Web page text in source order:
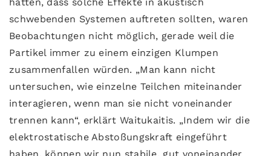
schwebenden Systemen auftreten sollten, waren
Beobachtungen nicht möglich, gerade weil die
Partikel immer zu einem einzigen Klumpen
zusammenfallen würden. „Man kann nicht
untersuchen, wie einzelne Teilchen miteinander
interagieren, wenn man sie nicht voneinander
trennen kann“, erklärt Waitukaitis. „Indem wir die
elektrostatische Abstoßungskraft eingeführt